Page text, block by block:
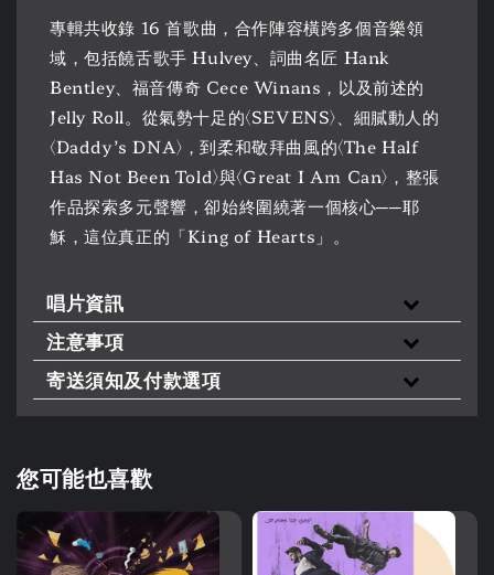
專輯共收錄 16 首歌曲，合作陣容橫跨多個音樂領
域，包括饒舌歌手 Hulvey、詞曲名匠 Hank
Bentley、福音傳奇 Cece Winans，以及前述的
Jelly Roll。從氣勢十足的〈SEVENS〉、細膩動人的
〈Daddy’s DNA〉，到柔和敬拜曲風的〈The Half
Has Not Been Told〉與〈Great I Am Can〉，整張
作品探索多元聲響，卻始終圍繞著一個核心──耶
穌，這位真正的「King of Hearts」。
唱片資訊
注意事項
寄送須知及付款選項
您可能也喜歡